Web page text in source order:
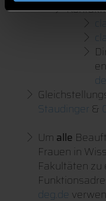
Staudinger &
Um alle
Frauen in
Fakultäten zu
deg.de